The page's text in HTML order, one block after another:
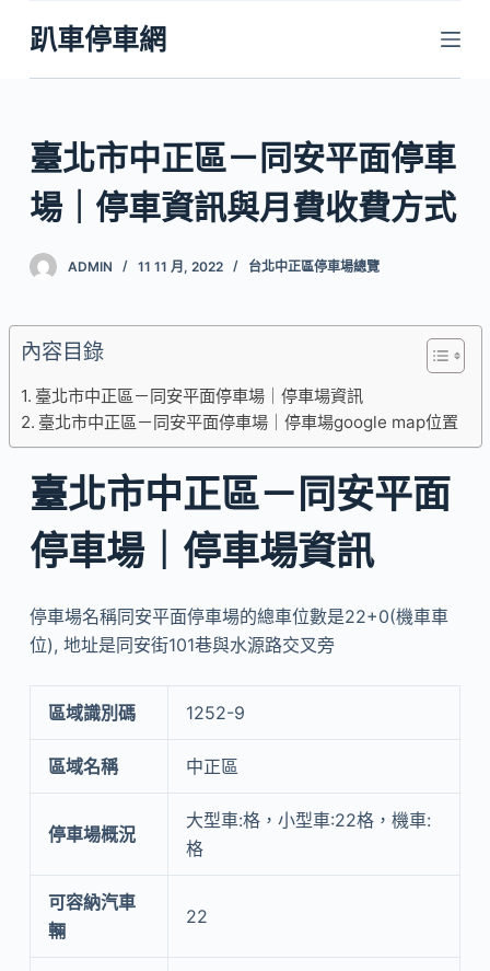
跳
至
主
內
容
趴車停車網
臺北市中正區－同安平面停車
場｜停車資訊與月費收費方式
ADMIN 11 11 月, 2022 台北中正區停車場總覽
內容目錄
臺北市中正區－同安平面停車場｜停車場資訊
臺北市中正區－同安平面停車場｜停車場google map位置
臺北市中正區－同安平面
停車場｜停車場資訊
停車場名稱同安平面停車場的總車位數是22+0(機車車
位), 地址是同安街101巷與水源路交叉旁
區域識別碼 1252-9
區域名稱 中正區
停車場概況
大型車:格，小型車:22格，機車:
格
可容納汽車
輛
22